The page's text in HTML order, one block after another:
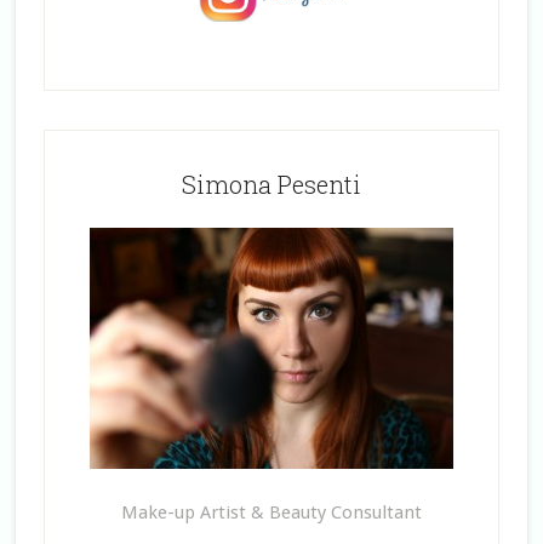
Simona Pesenti
Make-up Artist & Beauty Consultant